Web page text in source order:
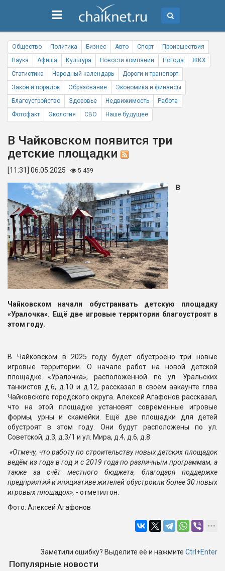
Общество Политика Бизнес Авто Спорт
Происшествия
Наука
Афиша Культура Новости компаний Погода
ЖКХ
Статистика
Народный календарь
Дороги и транспорт
Закон и порядок
Образование
Экономика и финансы
Благоустройство
Здоровье Недвижимость
Работа
Фотофакт
Экология СВО Наше будущее
В Чайковском появится три
детские площадки
[11:31] 06.05.2025 5 459
В
Чайковском начали обустраивать детскую площадку
«Уралочка». Ещё две игровые территории благоустроят в
этом году.
В Чайковском в 2025 году будет обустроено три новые
игровые территории. О начале работ на новой детской
площадке «Уралочка», расположенной по ул. Уральских
танкистов д.6, д.10 и д.12, рассказал в своём аакаунте глва
Чайковского городского округа. Алексей Агафонов рассказал,
что на этой площадке установят современные игровые
формы, урны и скамейки. Ещё две площадки для детей
обустроят в этом году. Они будут расположены по ул.
Советской, д.3, д.3/1 и ул. Мира, д.4, д.6, д.8.
«Отмечу, что работу по строительству новых детских площадок
ведём из года в год и с 2019 года по различным программам, а
также за счёт местного бюджета, благодаря поддержке
предприятий и инициативе жителей обустроили более 30 новых
игровых площадок», - отметил он.
Фото: Алексей Агафонов
Заметили ошибку? Выделите её и нажмите Ctrl+Enter
Популярные новости